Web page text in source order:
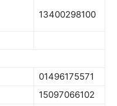
13400298100
01496175571
15097066102